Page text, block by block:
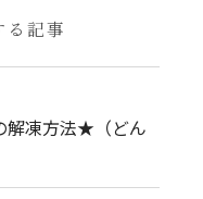
る記事
解凍方法★（どん